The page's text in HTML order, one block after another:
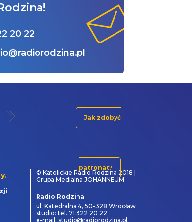
20 22
Jak zdobyć
patronat?
© Katolickie Radio Rodzina 2018 |
Grupa Medialna JOHANNEUM
Radio Rodzina
ul. Katedralna 4, 50-328 Wrocław
studio: tel. 71 322 20 22
e-mail: studio@radiorodzina.pl